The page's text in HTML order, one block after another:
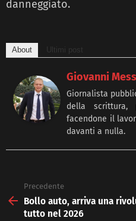
danneggiato.
About Ultimi post
Giovanni
Giornalista
della scrittura,
facendone il
davanti a nulla.
more
Precedente
Bollo auto, arriva una
tutto nel 2026